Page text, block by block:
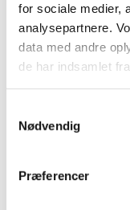
for sociale medier,
analysepartnere.
data med andre
de har indsamlet
Nødvendig
Præferencer
Tiltag for at
|8. november 2022 |
Der er en øget
eller multiple) efter
|8. november 2022
Medicin, der